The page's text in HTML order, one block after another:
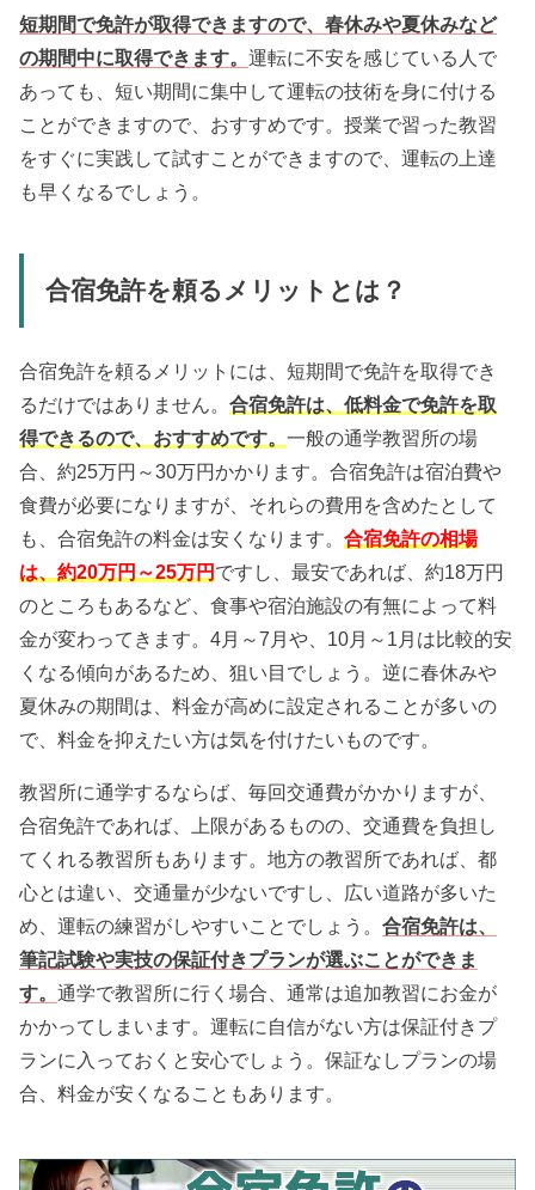
短期間で免許が取得できますので、春休みや夏休みなど
の期間中に取得できます。運転に不安を感じている人で
あっても、短い期間に集中して運転の技術を身に付ける
ことができますので、おすすめです。授業で習った教習
をすぐに実践して試すことができますので、運転の上達
も早くなるでしょう。
合宿免許を頼るメリットとは？
合宿免許を頼るメリットには、短期間で免許を取得でき
るだけではありません。合宿免許は、低料金で免許を取
得できるので、おすすめです。一般の通学教習所の場
合、約25万円～30万円かかります。合宿免許は宿泊費や
食費が必要になりますが、それらの費用を含めたとして
も、合宿免許の料金は安くなります。合宿免許の相場
は、約20万円～25万円 ですし、最安であれば、約18万円
のところもあるなど、食事や宿泊施設の有無によって料
金が変わってきます。4月～7月や、10月～1月は比較的安
くなる傾向があるため、狙い目でしょう。逆に春休みや
夏休みの期間は、料金が高めに設定されることが多いの
で、料金を抑えたい方は気を付けたいものです。
教習所に通学するならば、毎回交通費がかかりますが、
合宿免許であれば、上限があるものの、交通費を負担し
てくれる教習所もあります。地方の教習所であれば、都
心とは違い、交通量が少ないですし、広い道路が多いた
め、運転の練習がしやすいことでしょう。合宿免許は、
筆記試験や実技の保証付きプランが選ぶことができま
す。通学で教習所に行く場合、通常は追加教習にお金が
かかってしまいます。運転に自信がない方は保証付きプ
ランに入っておくと安心でしょう。保証なしプランの場
合、料金が安くなることもあります。